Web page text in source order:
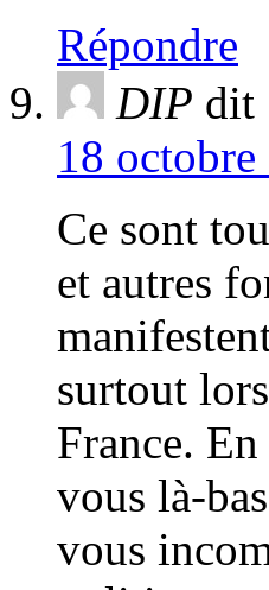
Répondre
DIP dit
18
Ce sont
et autres
surtout
France.
vous là-
vous